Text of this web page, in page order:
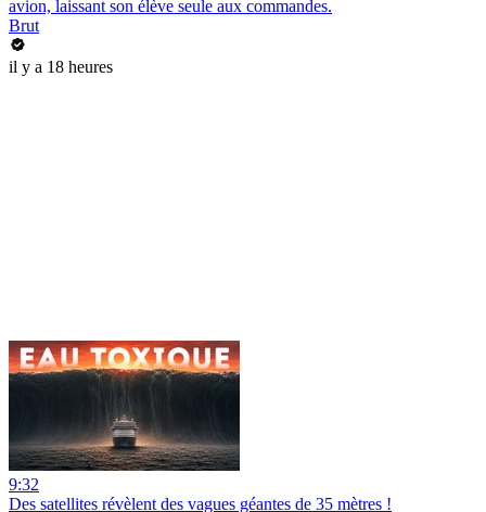
avion, laissant son élève seule aux commandes.
Brut
il y a 18 heures
9:32
Des satellites révèlent des vagues géantes de 35 mètres !